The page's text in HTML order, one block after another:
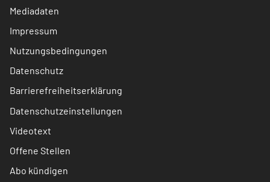
Mediadaten
Impressum
Nutzungsbedingungen
Datenschutz
Barrierefreiheitserklärung
Datenschutzeinstellungen
Videotext
Offene Stellen
Abo kündigen